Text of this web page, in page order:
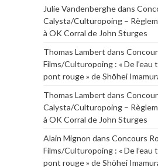
Julie Vandenberghedans
Calysta/Culturopoing –
à OK Corral de John Sturges
Thomas Lambert dans
Films/Culturopoing : « De l’eau
pont rouge » de Shōhei
Thomas Lambert dans
Calysta/Culturopoing –
à OK Corral de John Sturges
Alain Mignon dans Concours
Films/Culturopoing : « De l’eau
pont rouge » de Shōhei